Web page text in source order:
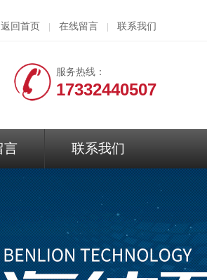
返回首页 在线留言 联系我们
服务热线：
17332440507
言 联系我们